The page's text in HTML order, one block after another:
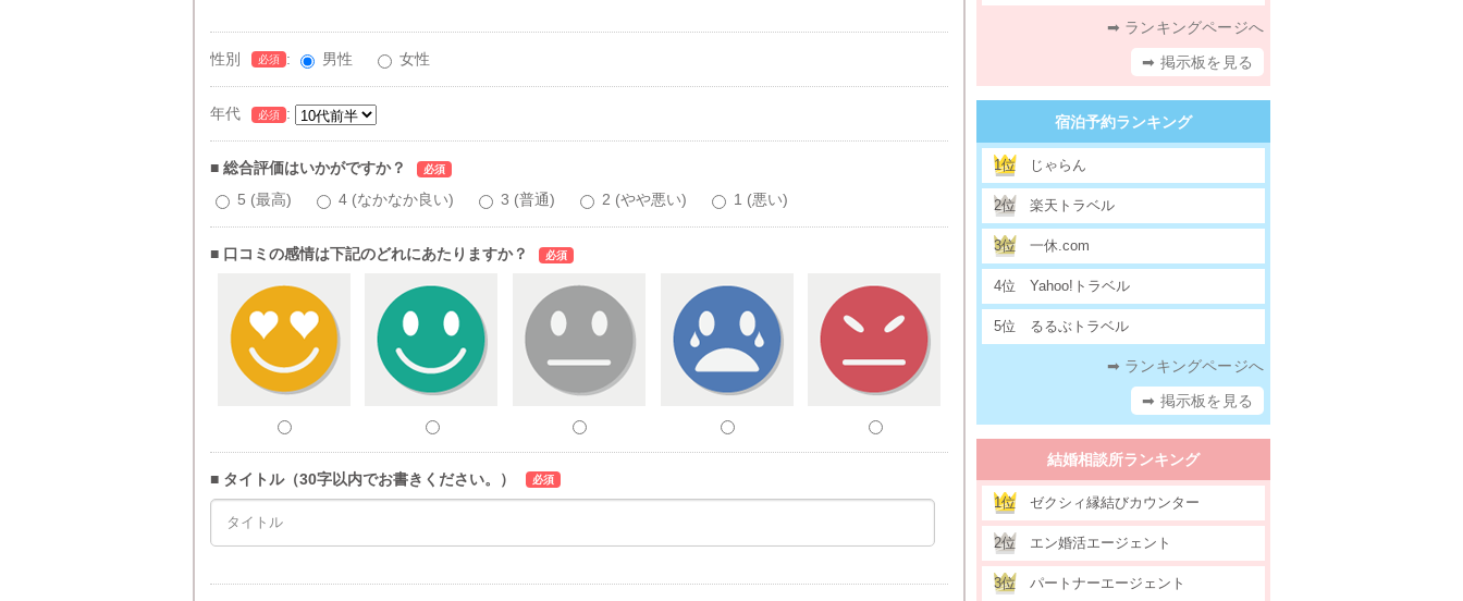
性別 必須 : 男性 女性
年代 必須 :
■ 総合評価はいかがですか？ 必須
5 (最高) 4 (なかなか良い) 3 (普通) 2 (やや悪い) 1 (悪い)
■ 口コミの感情は下記のどれにあたりますか？ 必須
■ タイトル（30字以内でお書きください。） 必須
➡ ランキングページへ
➡ 掲示板を見る
宿泊予約ランキング
1位 じゃらん
2位 楽天トラベル
3位 一休.com
4位 Yahoo!トラベル
5位 るるぶトラベル
➡ ランキングページへ
➡ 掲示板を見る
結婚相談所ランキング
1位 ゼクシィ縁結びカウンター
2位 エン婚活エージェント
3位 パートナーエージェント